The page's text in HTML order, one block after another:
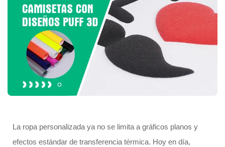
La ropa personalizada ya no se limita a gráficos planos y
efectos estándar de transferencia térmica. Hoy en día,